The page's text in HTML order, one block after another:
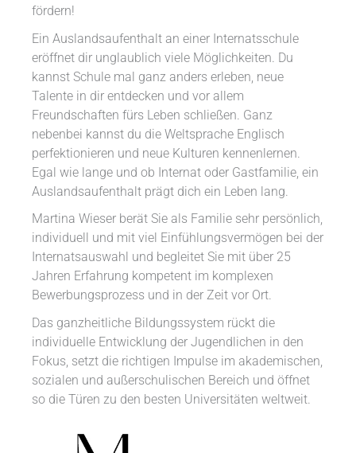
fördern!
Ein Auslandsaufenthalt an einer Internatsschule
eröffnet dir unglaublich viele Möglichkeiten. Du
kannst Schule mal ganz anders erleben, neue
Talente in dir entdecken und vor allem
Freundschaften fürs Leben schließen. Ganz
nebenbei kannst du die Weltsprache Englisch
perfektionieren und neue Kulturen kennenlernen.
Egal wie lange und ob Internat oder Gastfamilie, ein
Auslandsaufenthalt prägt dich ein Leben lang.
Martina Wieser berät Sie als Familie sehr persönlich,
individuell und mit viel Einfühlungsvermögen bei der
Internatsauswahl und begleitet Sie mit über 25
Jahren Erfahrung kompetent im komplexen
Bewerbungsprozess und in der Zeit vor Ort.
Das ganzheitliche Bildungssystem rückt die
individuelle Entwicklung der Jugendlichen in den
Fokus, setzt die richtigen Impulse im akademischen,
sozialen und außerschulischen Bereich und öffnet
so die Türen zu den besten Universitäten weltweit.